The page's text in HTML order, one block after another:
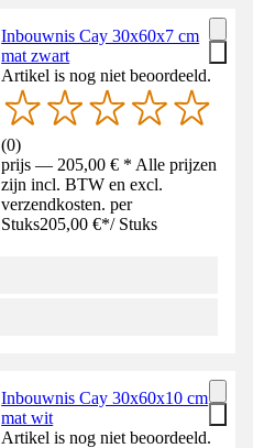
Inbouwnis Cay 30x60x7 cm
mat zwart
Artikel is nog niet beoordeeld.
(0)
prijs — 205,00 € * Alle prijzen
zijn incl. BTW en excl.
verzendkosten. per
Stuks205,00 €*/ Stuks
Inbouwnis Cay 30x60x10 cm
mat wit
Artikel is nog niet beoordeeld.